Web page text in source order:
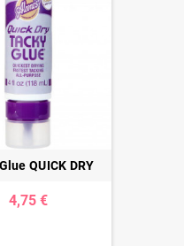
QUICK DRY
4,75 €